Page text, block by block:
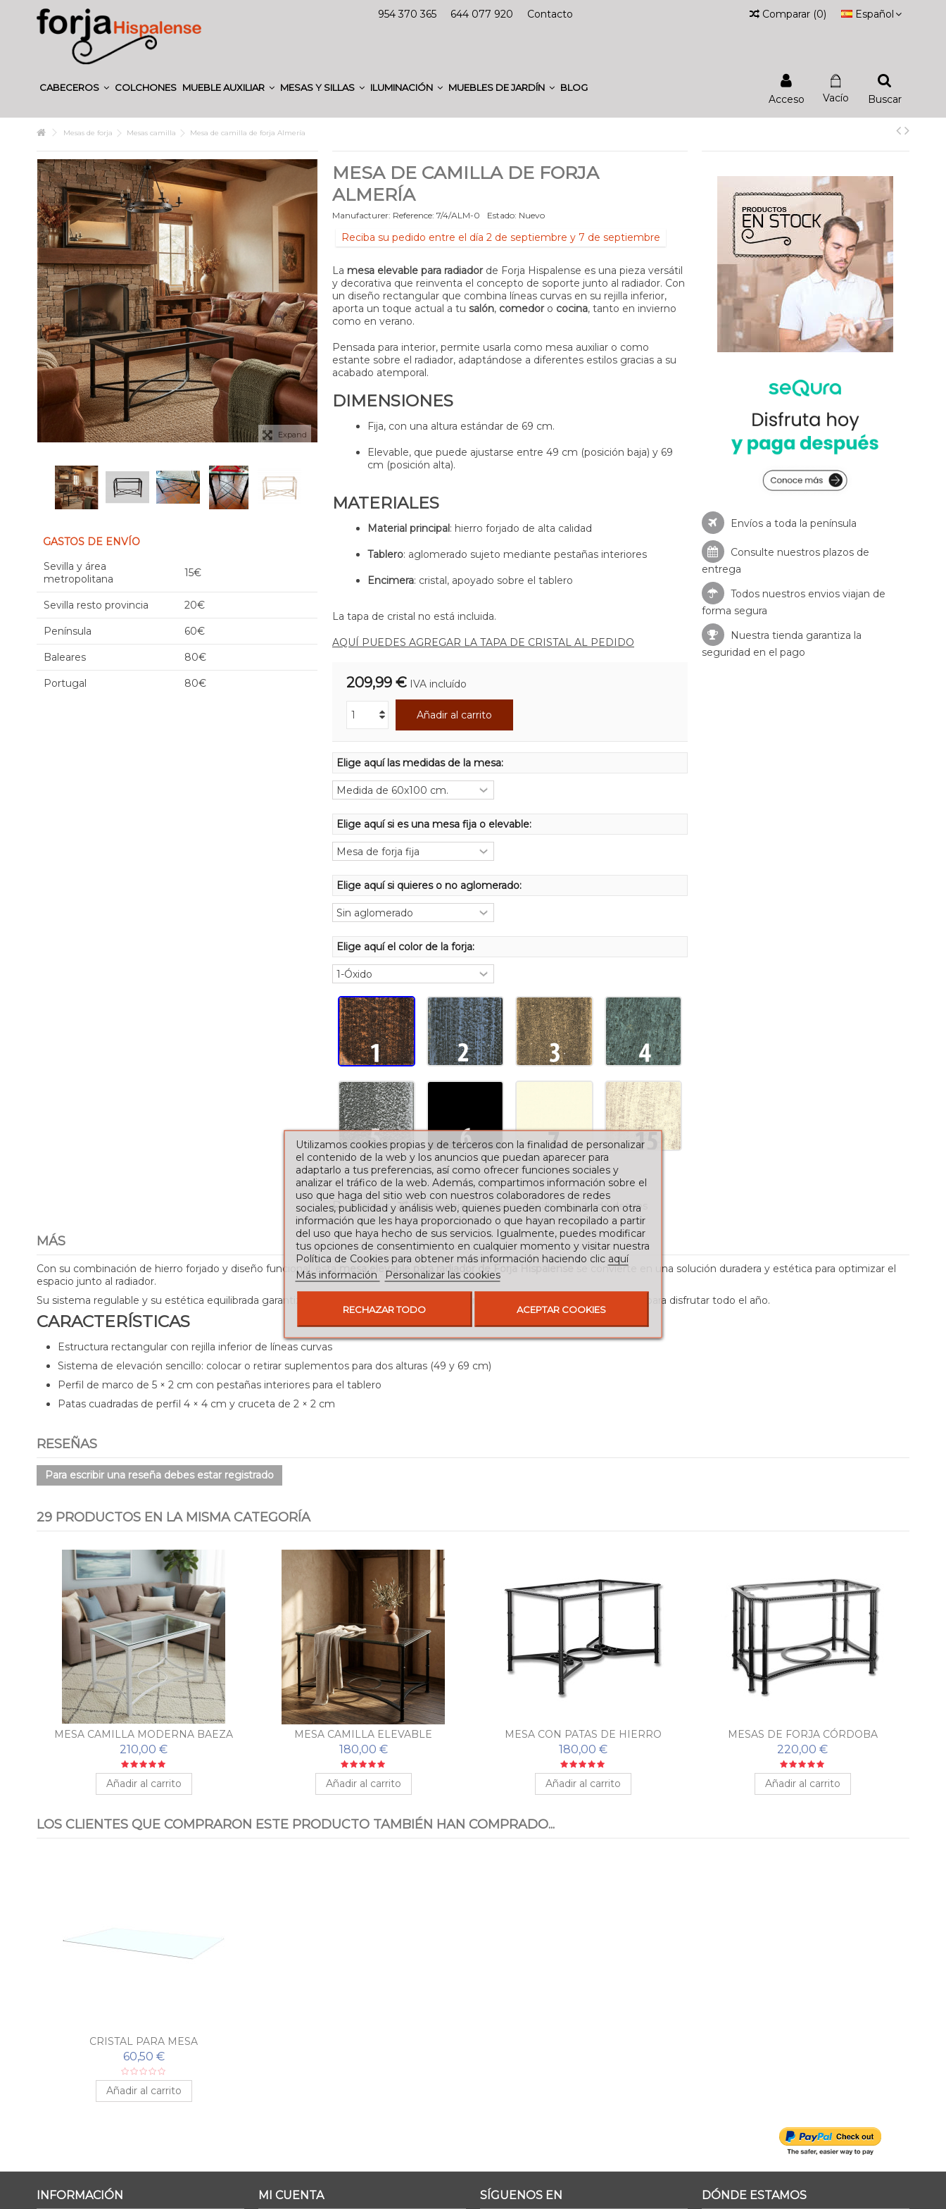
954 370 365 644 077 920 Contacto Español
Comparar (0)
CABECEROS COLCHONES MUEBLE AUXILIAR MESAS Y SILLAS ILUMINACIÓN MUEBLES DE JARDÍN BLOG
Buscar
Vacío
Acceso
Mesas de forja Mesas camilla Mesa de camilla de forja Almería
Expand
GASTOS DE ENVÍO
Sevilla y área
metropolitana
15€
Sevilla resto provincia 20€
Península 60€
Baleares 80€
Portugal 80€
MESA DE CAMILLA DE FORJA
ALMERÍA
Manufacturer: Reference: 7/4/ALM-0 Estado: Nuevo
Reciba su pedido entre el día 2 de septiembre y 7 de septiembre
La mesa elevable para radiadorde Forja Hispalense es una pieza versátil
y decorativa que reinventa el concepto de soporte junto al radiador. Con
un diseño rectangular que combina líneas curvas en su rejilla inferior,
aporta un toque actual a tu salón, comedoro cocina, tanto en invierno
como en verano.
Pensada para interior, permite usarla como mesa auxiliar o como
estante sobre el radiador, adaptándose a diferentes estilos gracias a su
acabado atemporal.
DIMENSIONES
Fija, con una altura estándar de 69 cm.
Elevable, que puede ajustarse entre 49 cm (posición baja) y 69
cm (posición alta).
MATERIALES
Material principal: hierro forjado de alta calidad
Tablero: aglomerado sujeto mediante pestañas interiores
Encimera: cristal, apoyado sobre el tablero
La tapa de cristal no está incluida.
AQUÍ PUEDES AGREGAR LA TAPA DE CRISTAL AL PEDIDO
209,99 € IVA incluído
Añadir al carrito
Elige aquí las medidas de la mesa:
Elige aquí si es una mesa fija o elevable:
Elige aquí el color de la forja:
Elige aquí si quieres o no aglomerado:
Imprimir Añadir para comparar Añadir a la lista de deseos
Envíos a toda la península
Consulte nuestros plazos de
entrega
Todos nuestros envios viajan de
forma segura
Nuestra tienda garantiza la
seguridad en el pago
MÁS
Con su combinación de hierro forjado y diseño funcional, esta mesa elevable para radiador de Forja Hispalense
se convierte en una solución duradera y estética para optimizar el
espacio junto al radiador.
Su sistema regulable y su estética equilibrada garantizan una pieza coherente con ambientes modernos y rústicos, pensada para disfrutar todo el año.
CARACTERÍSTICAS
Estructura rectangular con rejilla inferior de líneas curvas
Sistema de elevación sencillo: colocar o retirar suplementos para dos alturas (49 y 69 cm)
Perfil de marco de 5 × 2 cm con pestañas interiores para el tablero
Patas cuadradas de perfil 4 × 4 cm y cruceta de 2 × 2 cm
RESEÑAS
Para escribir una reseña debes estar registrado
29 PRODUCTOS EN LA MISMA CATEGORÍA
MESA CAMILLA MODERNA BAEZA
210,00 €
Añadir al carrito
MESA CAMILLA ELEVABLE
180,00 €
Añadir al carrito
MESA CON PATAS DE HIERRO
FORJADO CARMONA
180,00 €
Añadir al carrito
MESAS DE FORJA CÓRDOBA
220,00 €
Añadir al carrito
LOS CLIENTES QUE COMPRARON ESTE PRODUCTO TAMBIÉN HAN COMPRADO...
CRISTAL PARA MESA
60,50 €
Añadir al carrito
INFORMACIÓN MI CUENTA SÍGUENOS EN DÓNDE ESTAMOS
Utilizamos cookies propias y de terceros con la finalidad de personalizar
el contenido de la web y los anuncios que puedan aparecer para
adaptarlo a tus preferencias, así como ofrecer funciones sociales y
analizar el tráfico de la web. Además, compartimos información sobre el
uso que haga del sitio web con nuestros colaboradores de redes
sociales, publicidad y análisis web, quienes pueden combinarla con otra
información que les haya proporcionado o que hayan recopilado a partir
del uso que haya hecho de sus servicios. Igualmente, puedes modificar
tus opciones de consentimiento en cualquier momento y visitar nuestra
Política de Cookies para obtener más información haciendo clic aquí
Más información
Personalizar las cookies
RECHAZAR TODO ACEPTAR COOKIES